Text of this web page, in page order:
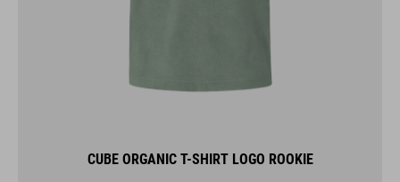
CUBE ORGANIC T-SHIRT LOGO ROOKIE